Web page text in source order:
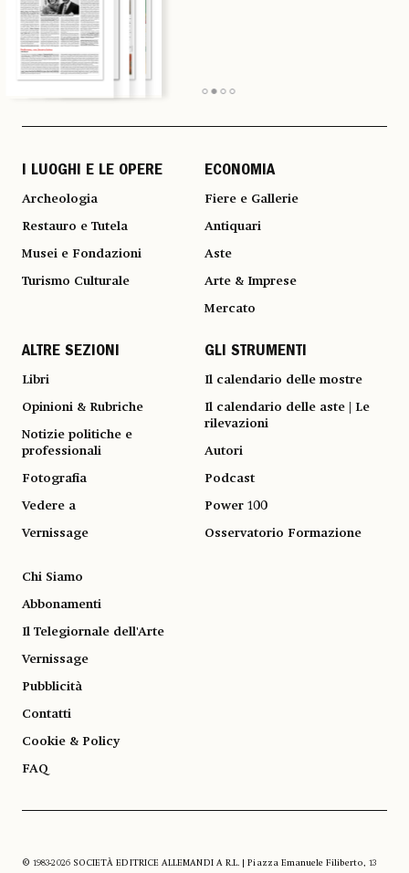
I LUOGHI E LE OPERE
Archeologia
Restauro e Tutela
Musei e Fondazioni
Turismo Culturale
ECONOMIA
Fiere e Gallerie
Antiquari
Aste
Arte & Imprese
Mercato
ALTRE SEZIONI
Libri
Opinioni & Rubriche
Notizie politiche e
professionali
Fotografia
Vedere a
Vernissage
GLI STRUMENTI
Il calendario delle mostre
Il calendario delle aste | Le
rilevazioni
Autori
Podcast
Power 100
Osservatorio Formazione
Chi Siamo
Abbonamenti
Il Telegiornale dell'Arte
Vernissage
Pubblicità
Contatti
Cookie & Policy
FAQ
© 1983-2026 SOCIETÀ EDITRICE ALLEMANDI A R.L. | Piazza Emanuele Filiberto, 13